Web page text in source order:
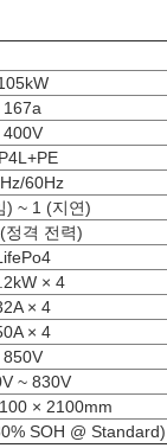
167a
400V
60Hz
) ~ 1 (지연)
정격 전력)
× 4
× 4
× 4
850V
~ 830V
× 2100mm
SOH @ Standard)